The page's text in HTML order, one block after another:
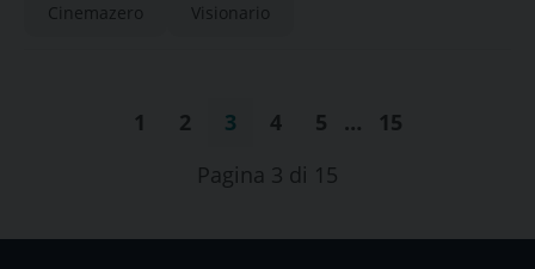
Cinemazero Visionario
1 2 3 4 5 …
15
Pagina 3 di 15